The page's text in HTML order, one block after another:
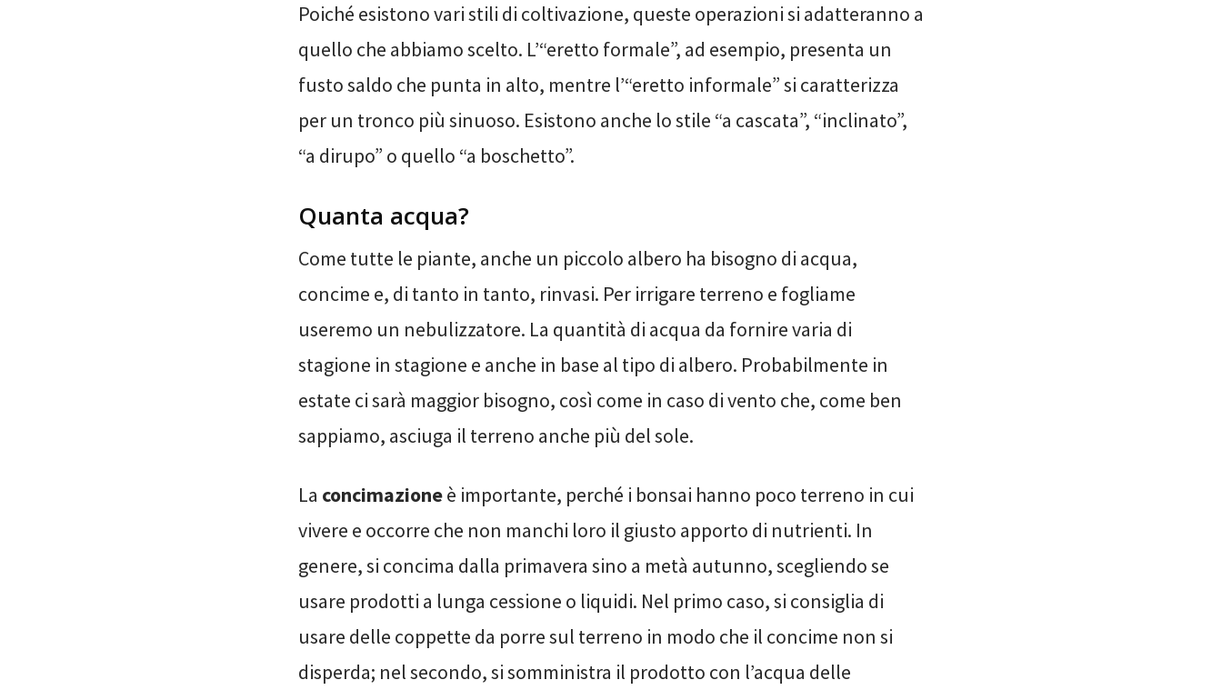
Poiché esistono vari stili di coltivazione, queste operazioni si adatteranno a
quello che abbiamo scelto. L’“eretto formale”, ad esempio, presenta un
fusto saldo che punta in alto, mentre l’“eretto informale” si caratterizza
per un tronco più sinuoso. Esistono anche lo stile “a cascata”, “inclinato”,
“a dirupo” o quello “a boschetto”.
Quanta acqua?
Come tutte le piante, anche un piccolo albero ha bisogno di acqua,
concime e, di tanto in tanto, rinvasi. Per irrigare terreno e fogliame
useremo un nebulizzatore. La quantità di acqua da fornire varia di
stagione in stagione e anche in base al tipo di albero. Probabilmente in
estate ci sarà maggior bisogno, così come in caso di vento che, come ben
sappiamo, asciuga il terreno anche più del sole.
La concimazioneè importante, perché i bonsai hanno poco terreno in cui
vivere e occorre che non manchi loro il giusto apporto di nutrienti. In
genere, si concima dalla primavera sino a metà autunno, scegliendo se
usare prodotti a lunga cessione o liquidi. Nel primo caso, si consiglia di
usare delle coppette da porre sul terreno in modo che il concime non si
disperda; nel secondo, si somministra il prodotto con l’acqua delle